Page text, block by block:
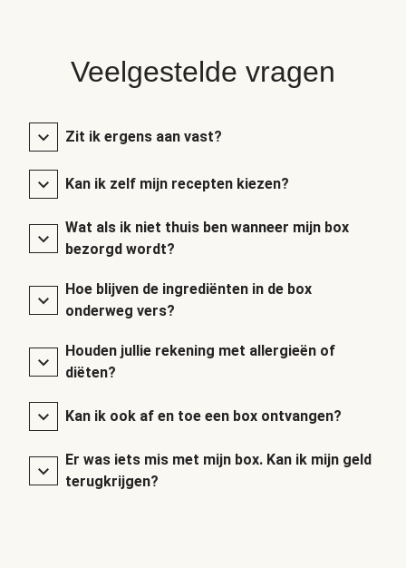
Veelgestelde vragen
Zit ik ergens aan vast?
Kan ik zelf mijn recepten kiezen?
Wat als ik niet thuis ben wanneer mijn box
bezorgd wordt?
Hoe blijven de ingrediënten in de box
onderweg vers?
Houden jullie rekening met allergieën of
diëten?
Kan ik ook af en toe een box ontvangen?
Er was iets mis met mijn box. Kan ik mijn geld
terugkrijgen?